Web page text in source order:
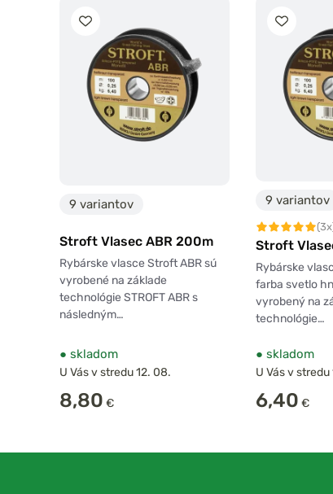
9 variantov
Stroft Vlasec ABR 200m
Rybárske vlasce Stroft ABR sú
vyrobené na základe
technológie STROFT ABR s
následným…
● skladom
U Vás v stredu 12. 08.
8,80 €
9 variantov
Stroft
Rybárske
farba svetlo
vyrobený na
technológie…
● skladom
U Vás v stredu
6,40 €